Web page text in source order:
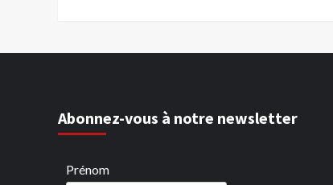
Abonnez-vous à notre newsletter
Prénom